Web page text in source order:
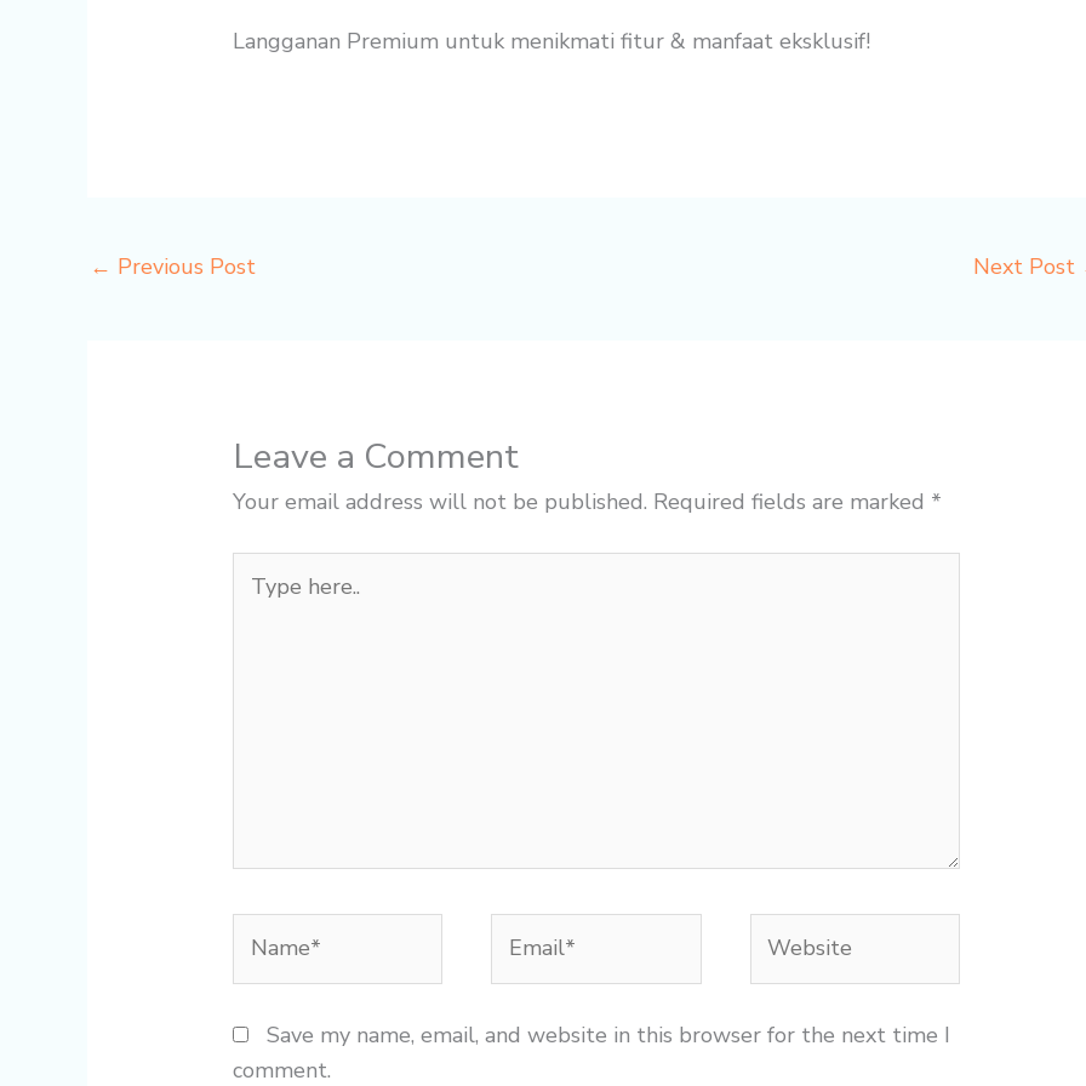
Langganan Premium untuk menikmati fitur & manfaat eksklusif!
← Previous Post Next Post
Leave a Comment
Your email address will not be published. Required fields are marked *
here..
Save my name, email, and website in this browser for the next time I
comment.